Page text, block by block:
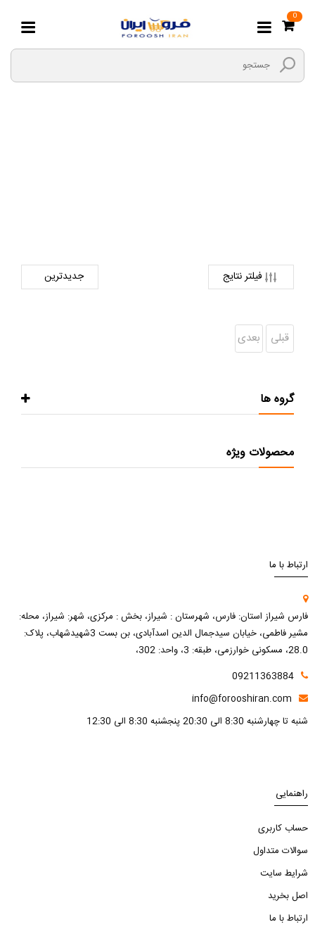
0
فیلتر نتایج
قبلی بعدی
گروه ها
محصولات ویژه
ارتباط با ما
فارس شیراز استان: فارس، شهرستان : شیراز، بخش : مرکزی، شهر: شیراز، محله:
مشیر فاطمی، خیابان سیدجمال الدین اسدآبادی، بن بست 3شهیدشهاب، پلاک:
28.0، مسکونی خوارزمی، طبقه: 3، واحد: 302،
09211363884
info@forooshiran.com
شنبه تا چهارشنبه 8:30 الی 20:30 پنجشنبه 8:30 الی 12:30
راهنمایی
حساب کاربری
سوالات متداول
شرایط سایت
اصل بخرید
ارتباط با ما